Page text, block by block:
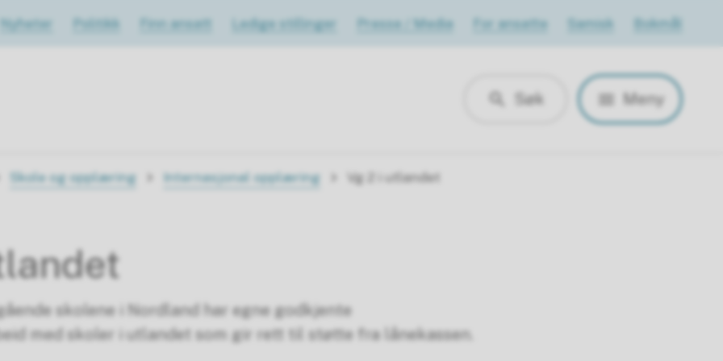
Nyheter Politikk Finn ansatt Ledige stillinger Presse / Media For ansatte Samisk Bokmål
Søk Meny
Skole og opplæring Internasjonal opplæring Vg 2 i utlandet
skolene i Nordland har egne godkjente
med skoler i utlandet som gir rett til støtte fra lånekassen.